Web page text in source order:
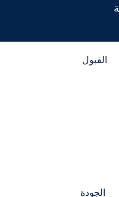
القبول
الجودة